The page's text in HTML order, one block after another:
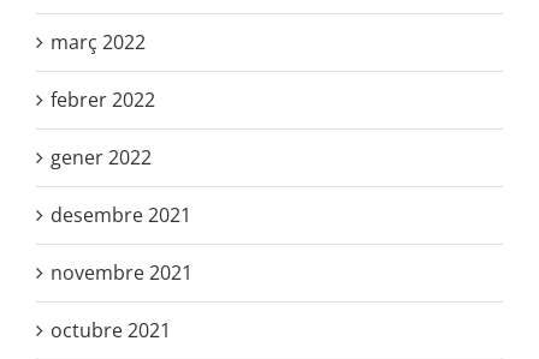
març 2022
febrer 2022
gener 2022
desembre 2021
novembre 2021
octubre 2021